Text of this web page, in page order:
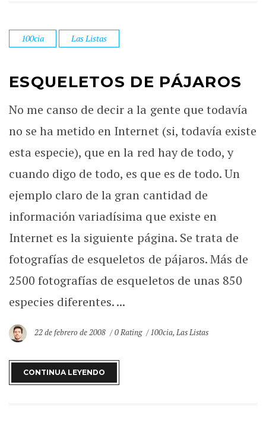
100cia Las Listas
ESQUELETOS DE PÁJAROS
No me canso de decir a la gente que todavía
no se ha metido en Internet (si, todavía existe
esta especie), que en la red hay de todo, y
cuando digo de todo, es que es de todo. Un
ejemplo claro de la gran cantidad de
información variadísima que existe en
Internet es la siguiente página. Se trata de
fotografías de esqueletos de pájaros. Más de
2500 fotografías de esqueletos de unas 850
especies diferentes. ...
22 de febrero de 2008 0 Rating 100cia,Las Listas
CONTINUA LEYENDO